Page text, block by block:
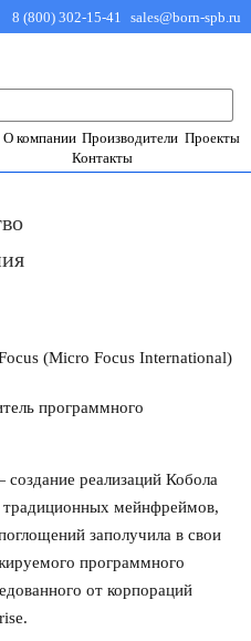
8 (800) 302-15-41 sales@born-spb.ru
О компании Производители Проекты
Контакты
программного
реализаций Кобола
традиционных мейнфреймов,
заполучила в свои
программного
от корпораций